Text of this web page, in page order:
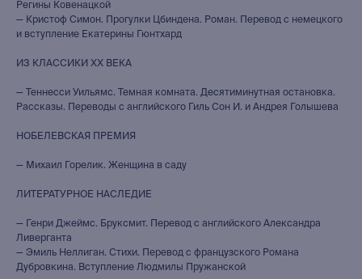
Регины Ковенацкой
— Кристоф Симон. Прогулки Цбиндена. Роман. Перевод с немецкого
и вступление Екатерины Гюнтхард
ИЗ КЛАССИКИ ХХ ВЕКА
— Теннесси Уильямс. Темная комната. Десятиминутная остановка.
Рассказы. Переводы с английского Гиль Сон И. и Андрея Голышева
НОБЕЛЕВСКАЯ ПРЕМИЯ
— Михаил Горелик. Женщина в саду
ЛИТЕРАТУРНОЕ НАСЛЕДИЕ
— Генри Джеймс. Бруксмит. Перевод с английского Александра
Ливерганта
— Эмиль Неллиган. Стихи. Перевод с французского Романа
Дубровкина. Вступление Людмилы Пружанской